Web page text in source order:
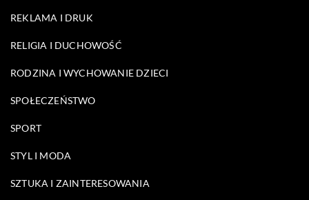
REKLAMA I DRUK
RELIGIA I DUCHOWOŚĆ
RODZINA I WYCHOWANIE DZIECI
SPOŁECZEŃSTWO
SPORT
STYL I MODA
SZTUKA I ZAINTERESOWANIA